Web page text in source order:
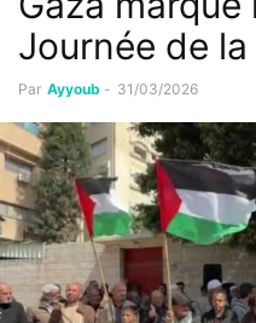
Journée de la
Par Ayyoub - 31/03/2026